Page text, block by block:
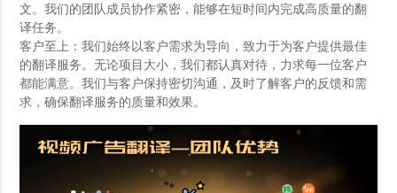
文。我们的团队成员协作紧密，能够在短时间内完成高质量的翻
译任务。
客户至上：我们始终以客户需求为导向，致力于为客户提供最佳
的翻译服务。无论项目大小，我们都认真对待，力求每一位客户
都能满意。我们与客户保持密切沟通，及时了解客户的反馈和需
求，确保翻译服务的质量和效果。